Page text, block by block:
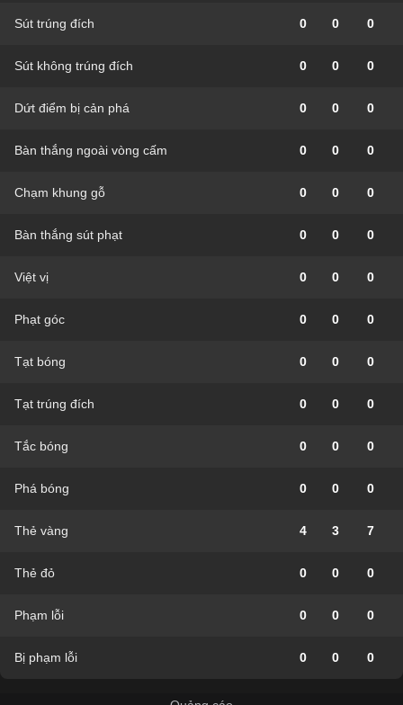
Sút trúng đích 0 0 0
Sút không trúng đích 0 0 0
Dứt điểm bị cản phá 0 0 0
Bàn thắng ngoài vòng cấm 0 0 0
Chạm khung gỗ 0 0 0
Bàn thắng sút phạt 0 0 0
Việt vị 0 0 0
Phạt góc 0 0 0
Tạt bóng 0 0 0
Tạt trúng đích 0 0 0
Tắc bóng 0 0 0
Phá bóng 0 0 0
Thẻ vàng 4 3 7
Thẻ đỏ 0 0 0
Phạm lỗi 0 0 0
Bị phạm lỗi 0 0 0